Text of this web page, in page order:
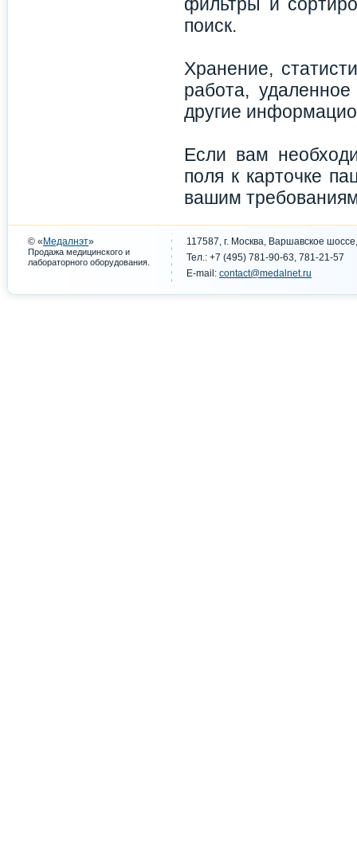
поиск.
Хранение,
работа,
другие
Если вам
поля к карточке
вашим
© « Медалнэт»
Продажа медицинского и
лабораторного оборудования.
117587, г. Москва, Варшавское
Тел.: +7 (495) 781-90-63, 781-21-57
E-mail: contact@medalnet.ru